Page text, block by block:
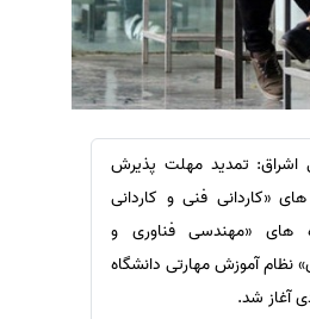
اشراق: تمدید مهلت پذیرش
«کاردانی فنی و کاردانی
های «مهندسی فناوری و
نظام آموزش مهارتی دانشگاه
آغاز شد.